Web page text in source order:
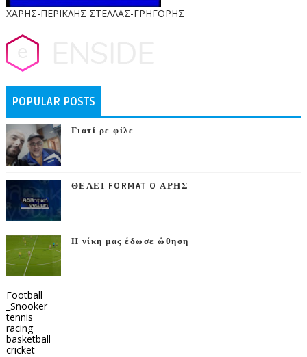
ΧΑΡΗΣ-ΠΕΡΙΚΛΗΣ ΣΤΕΛΛΑΣ-ΓΡΗΓΟΡΗΣ
POPULAR POSTS
Γιατί ρε φίλε
ΘΕΛΕΙ FORMAT O ΑΡΗΣ
Η νίκη μας έδωσε ώθηση
Football
_Snooker
tennis
racing
basketball
cricket